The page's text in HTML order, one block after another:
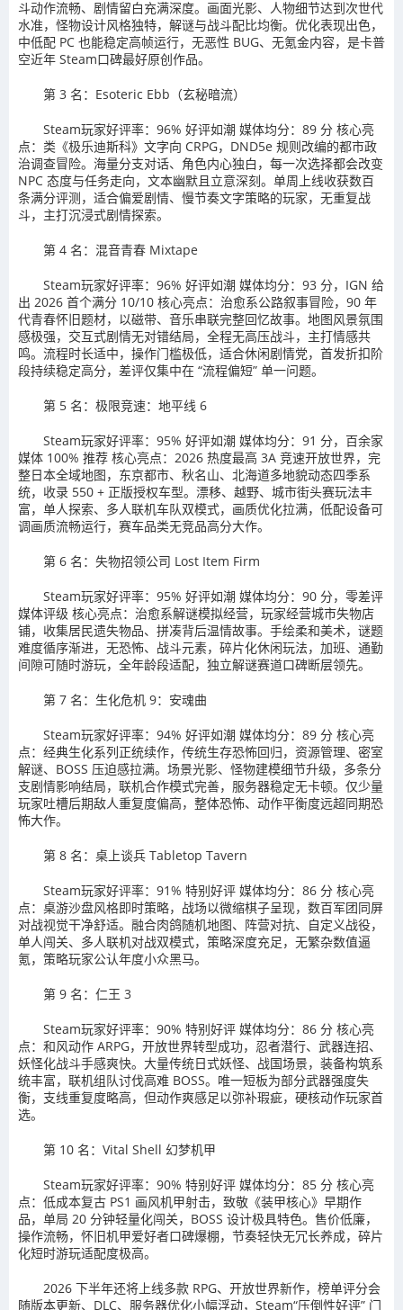
斗动作流畅、剧情留白充满深度。画面光影、人物细节达到次世代
水准，怪物设计风格独特，解谜与战斗配比均衡。优化表现出色，
中低配 PC 也能稳定高帧运行，无恶性 BUG、无氪金内容，是卡普
空近年 Steam口碑最好原创作品。
第 3 名：Esoteric Ebb（玄秘暗流）
Steam玩家好评率：96% 好评如潮 媒体均分：89 分 核心亮
点：类《极乐迪斯科》文字向 CRPG，DND5e 规则改编的都市政
治调查冒险。海量分支对话、角色内心独白，每一次选择都会改变
NPC 态度与任务走向，文本幽默且立意深刻。单周上线收获数百
条满分评测，适合偏爱剧情、慢节奏文字策略的玩家，无重复战
斗，主打沉浸式剧情探索。
第 4 名：混音青春 Mixtape
Steam玩家好评率：96% 好评如潮 媒体均分：93 分，IGN 给
出 2026 首个满分 10/10 核心亮点：治愈系公路叙事冒险，90 年
代青春怀旧题材，以磁带、音乐串联完整回忆故事。地图风景氛围
感极强，交互式剧情无对错结局，全程无高压战斗，主打情感共
鸣。流程时长适中，操作门槛极低，适合休闲剧情党，首发折扣阶
段持续稳定高分，差评仅集中在 “流程偏短” 单一问题。
第 5 名：极限竞速：地平线 6
Steam玩家好评率：95% 好评如潮 媒体均分：91 分，百余家
媒体 100% 推荐 核心亮点：2026 热度最高 3A 竞速开放世界，完
整日本全域地图，东京都市、秋名山、北海道多地貌动态四季系
统，收录 550 + 正版授权车型。漂移、越野、城市街头赛玩法丰
富，单人探索、多人联机车队双模式，画质优化拉满，低配设备可
调画质流畅运行，赛车品类无竞品高分大作。
第 6 名：失物招领公司 Lost Item Firm
Steam玩家好评率：95% 好评如潮 媒体均分：90 分，零差评
媒体评级 核心亮点：治愈系解谜模拟经营，玩家经营城市失物店
铺，收集居民遗失物品、拼凑背后温情故事。手绘柔和美术，谜题
难度循序渐进，无恐怖、战斗元素，碎片化休闲玩法，加班、通勤
间隙可随时游玩，全年龄段适配，独立解谜赛道口碑断层领先。
第 7 名：生化危机 9：安魂曲
Steam玩家好评率：94% 好评如潮 媒体均分：89 分 核心亮
点：经典生化系列正统续作，传统生存恐怖回归，资源管理、密室
解谜、BOSS 压迫感拉满。场景光影、怪物建模细节升级，多条分
支剧情影响结局，联机合作模式完善，服务器稳定无卡顿。仅少量
玩家吐槽后期敌人重复度偏高，整体恐怖、动作平衡度远超同期恐
怖大作。
第 8 名：桌上谈兵 Tabletop Tavern
Steam玩家好评率：91% 特别好评 媒体均分：86 分 核心亮
点：桌游沙盘风格即时策略，战场以微缩棋子呈现，数百军团同屏
对战视觉干净舒适。融合肉鸽随机地图、阵营对抗、自定义战役，
单人闯关、多人联机对战双模式，策略深度充足，无繁杂数值逼
氪，策略玩家公认年度小众黑马。
第 9 名：仁王 3
Steam玩家好评率：90% 特别好评 媒体均分：86 分 核心亮
点：和风动作 ARPG，开放世界转型成功，忍者潜行、武器连招、
妖怪化战斗手感爽快。大量传统日式妖怪、战国场景，装备构筑系
统丰富，联机组队讨伐高难 BOSS。唯一短板为部分武器强度失
衡，支线重复度略高，但动作爽感足以弥补瑕疵，硬核动作玩家首
选。
第 10 名：Vital Shell 幻梦机甲
Steam玩家好评率：90% 特别好评 媒体均分：85 分 核心亮
点：低成本复古 PS1 画风机甲射击，致敬《装甲核心》早期作
品，单局 20 分钟轻量化闯关，BOSS 设计极具特色。售价低廉，
操作流畅，怀旧机甲爱好者口碑爆棚，节奏轻快无冗长养成，碎片
化短时游玩适配度极高。
2026 下半年还将上线多款 RPG、开放世界新作，榜单评分会
随版本更新、DLC、服务器优化小幅浮动，Steam“压倒性好评” 门